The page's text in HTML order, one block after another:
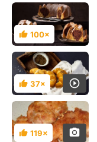
Hodnocení
100×
Hodnocení
37×
Hodnocení
119×